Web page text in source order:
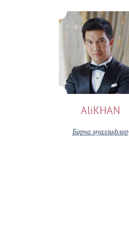
AliKHAN
Барча муаллифлар